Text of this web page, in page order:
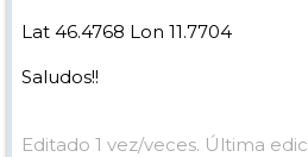
Lat 46.4768 Lon 11.7704
Saludos!!
Editado 1 vez/veces. Última